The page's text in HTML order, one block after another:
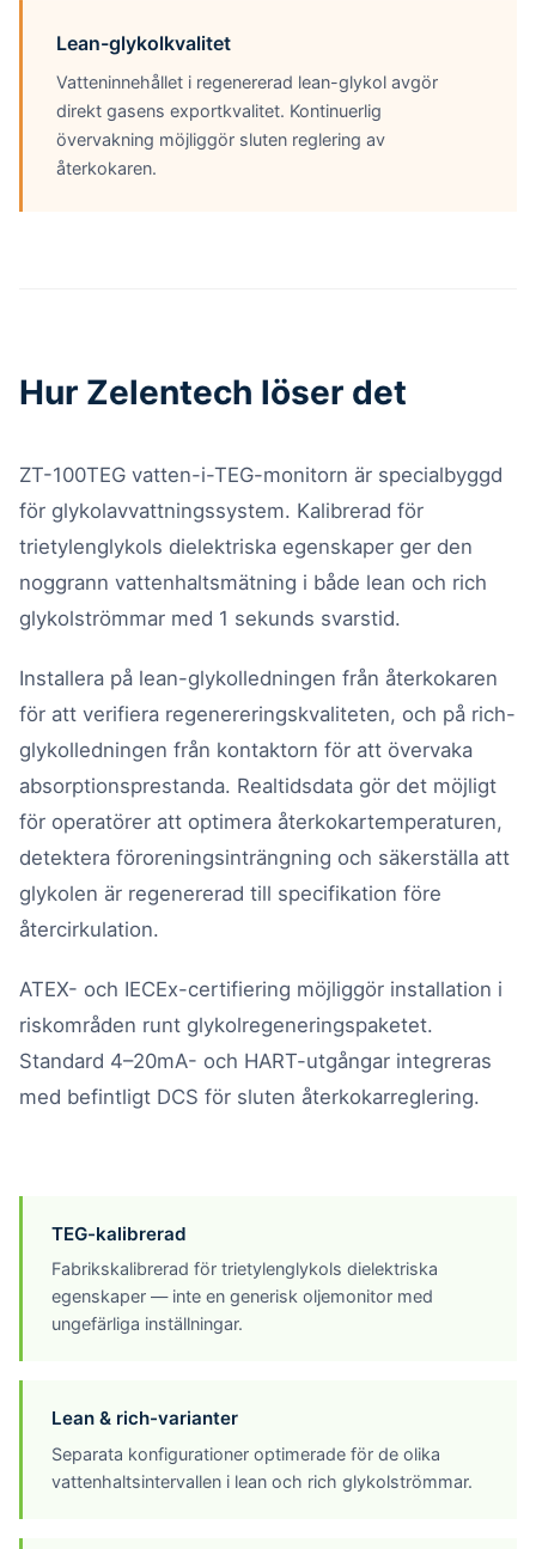
Lean-glykolkvalitet
Vatteninnehållet i regenererad lean-glykol avgör
direkt gasens exportkvalitet. Kontinuerlig
övervakning möjliggör sluten reglering av
återkokaren.
Hur Zelentech löser det
ZT-100TEG vatten-i-TEG-monitorn är specialbyggd
för glykolavvattningssystem. Kalibrerad för
trietylenglykols dielektriska egenskaper ger den
noggrann vattenhaltsmätning i både lean och rich
glykolströmmar med 1 sekunds svarstid.
Installera på lean-glykolledningen från återkokaren
för att verifiera regenereringskvaliteten, och på rich-
glykolledningen från kontaktorn för att övervaka
absorptionsprestanda. Realtidsdata gör det möjligt
för operatörer att optimera återkokartemperaturen,
detektera föroreningsinträngning och säkerställa att
glykolen är regenererad till specifikation före
återcirkulation.
ATEX- och IECEx-certifiering möjliggör installation i
riskområden runt glykolregeneringspaketet.
Standard 4–20mA- och HART-utgångar integreras
med befintligt DCS för sluten återkokarreglering.
TEG-kalibrerad
Fabrikskalibrerad för trietylenglykols dielektriska
egenskaper — inte en generisk oljemonitor med
ungefärliga inställningar.
Lean & rich-varianter
Separata konfigurationer optimerade för de olika
vattenhaltsintervallen i lean och rich glykolströmmar.